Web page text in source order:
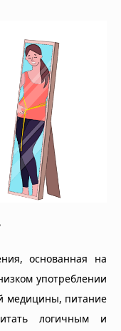
основанная на
употреблении
медицины, питание
логичным и